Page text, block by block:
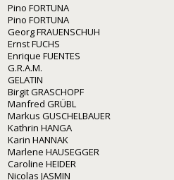
Pino FORTUNA
Pino FORTUNA
Georg FRAUENSCHUH
Ernst FUCHS
Enrique FUENTES
G.R.A.M.
GELATIN
Birgit GRASCHOPF
Manfred GRÜBL
Markus GUSCHELBAUER
Kathrin HANGA
Karin HANNAK
Marlene HAUSEGGER
Caroline HEIDER
Nicolas JASMIN